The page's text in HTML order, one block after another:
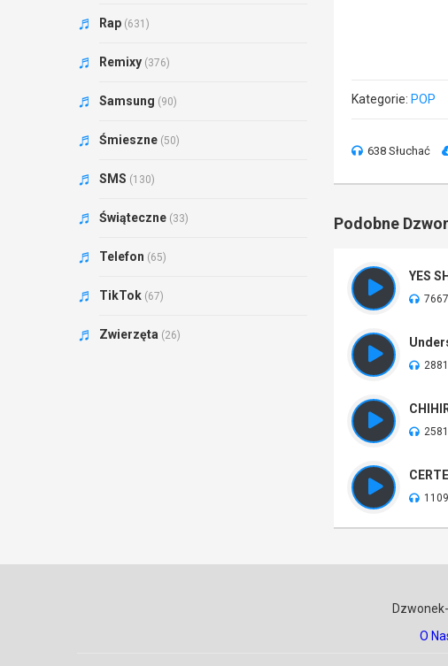
Kategorie: POP
638 Słuchać
Podobne
YES
Rap (631)
Remixy (376)
Samsung (90)
Śmieszne (50)
SMS (130)
Świąteczne (33)
Telefon (65)
TikTok (67)
Zwierzęta (26)
O